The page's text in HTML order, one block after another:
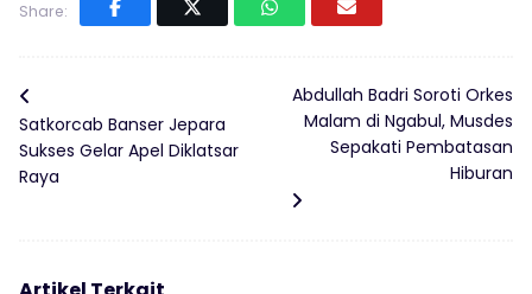
Share:
Satkorcab Banser Jepara
Sukses Gelar Apel Diklatsar
Raya
Abdullah Badri Soroti Orkes
Malam di Ngabul, Musdes
Sepakati Pembatasan
Hiburan